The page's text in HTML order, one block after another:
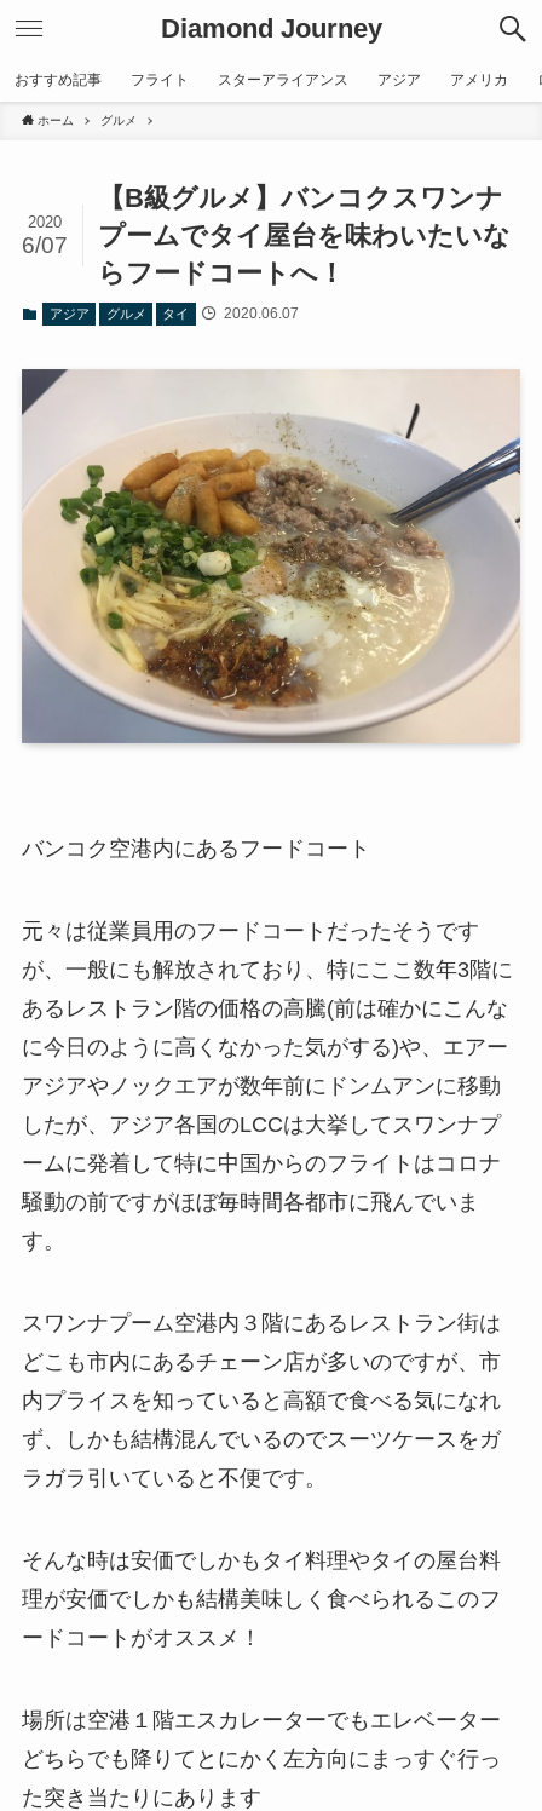
Diamond Journey
おすすめ記事 フライト スターアライアンス アジア アメリカ
ホーム グルメ
【B級グルメ】バンコクスワンナ
プームでタイ屋台を味わいたいな
らフードコートへ！
2020
6/07
アジア グルメ タイ 2020.06.07
バンコク空港内にあるフードコート
元々は従業員用のフードコートだったそうです
が、一般にも解放されており、特にここ数年3階に
あるレストラン階の価格の高騰(前は確かにこんな
に今日のように高くなかった気がする)や、エアー
アジアやノックエアが数年前にドンムアンに移動
したが、アジア各国のLCCは大挙してスワンナプ
ームに発着して特に中国からのフライトはコロナ
騒動の前ですがほぼ毎時間各都市に飛んでいま
す。
スワンナプーム空港内３階にあるレストラン街は
どこも市内にあるチェーン店が多いのですが、市
内プライスを知っていると高額で食べる気になれ
ず、しかも結構混んでいるのでスーツケースをガ
ラガラ引いていると不便です。
そんな時は安価でしかもタイ料理やタイの屋台料
理が安価でしかも結構美味しく食べられるこのフ
ードコートがオススメ！
場所は空港１階エスカレーターでもエレベーター
どちらでも降りてとにかく左方向にまっすぐ行っ
た突き当たりにあります